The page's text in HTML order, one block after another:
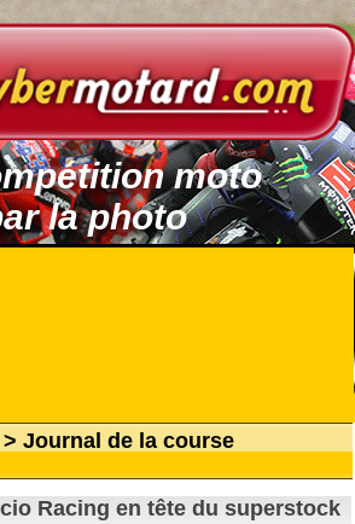
moto
la photo
> Journal de la course
Racing en tête du superstock